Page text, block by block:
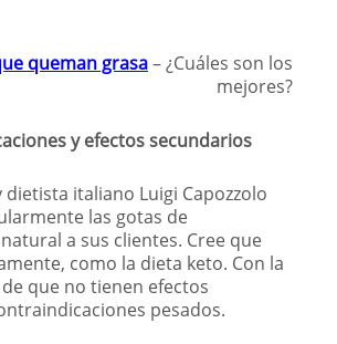
queman grasa– ¿Cuáles son los
mejores?
y efectos secundarios
italiano Luigi Capozzolo
las gotas de
a sus clientes. Cree que
como la dieta keto. Con la
que no tienen efectos
pesados.